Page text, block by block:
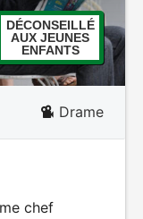
DÉCONSEILLÉ
AUX JEUNES
ENFANTS
Drame
chef